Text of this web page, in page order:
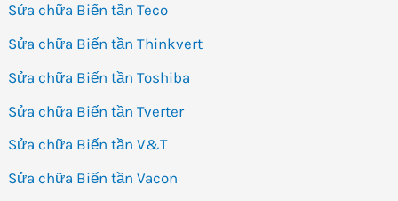
Sửa chữa Biến tần Teco
Sửa chữa Biến tần Thinkvert
Sửa chữa Biến tần Toshiba
Sửa chữa Biến tần Tverter
Sửa chữa Biến tần V&T
Sửa chữa Biến tần Vacon